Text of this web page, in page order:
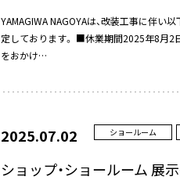
YAMAGIWA NAGOYAは、改装工事に伴
定しております。 ■休業期間2025年8月2
をおかけ…
ショップ・ショールーム 展
2025.07.02 ショールーム